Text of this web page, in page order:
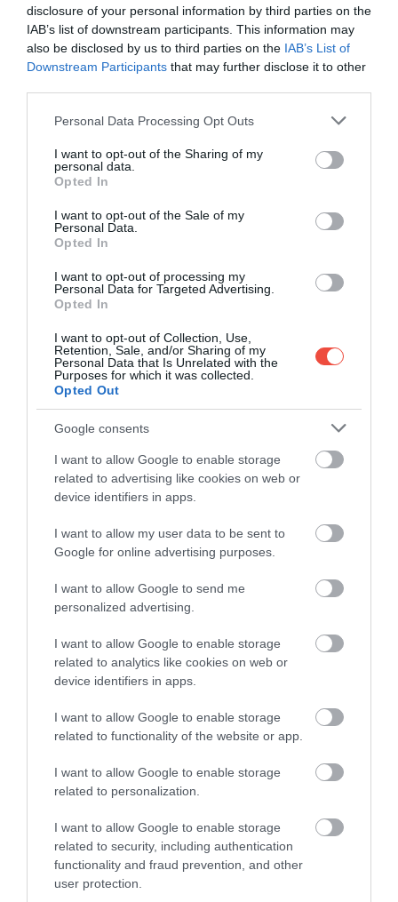
disclosure of your personal information by third parties on the
IAB’s list of downstream participants. This information may
also be disclosed by us to third parties on the IAB’s List of
Downstream Participants that may further disclose it to other
Please note that this website/app uses one or more Google
not limited to your visit or usage behaviour. You may click to
grant or deny consent to Google and its third-party tags to
use your data for below specified purposes in below Google
consent section.
Personal Data Processing Opt Outs
I want to opt-out of the Sharing of my
personal data.
Opted In
I want to opt-out of the Sale of my
Personal Data.
Opted In
I want to opt-out of processing my
Personal Data for Targeted Advertising.
Opted In
I want to opt-out of Collection, Use,
Retention, Sale, and/or Sharing of my
Personal Data that Is Unrelated with the
Purposes for which it was collected.
Opted Out
Google consents
I want to allow Google to enable storage
related to advertising like cookies on web or
device identifiers in apps.
I want to allow my user data to be sent to
Google for online advertising purposes.
I want to allow Google to send me
personalized advertising.
I want to allow Google to enable storage
related to analytics like cookies on web or
device identifiers in apps.
I want to allow Google to enable storage
related to functionality of the website or app.
I want to allow Google to enable storage
related to personalization.
I want to allow Google to enable storage
related to security, including authentication
functionality and fraud prevention, and other
user protection.
augusztusban is több tízezer forint alatti
repülőjegyet találni Budapestről. A legolcsóbb
dátumnak augusztus 27. számít, amikor már 5662
forintért is el lehet jutni a horvát városba. Az árak
alapján augusztus 12. és 22. között kevésbé kedvező
ez az útvonal, a hónap többi részében viszont a
Zadar a történelmi hangulat és a tengerparti
óvárosban római kori emlékek és középkori
templomok sorakoznak, a vízparton pedig a Tengeri
emlékezetessé a naplementét.
Ha mégis az autózást választanánk:
tengerpart 5 óra alatt? 6 nyaralóhely, ahová
GDAŃSK, LENGYELORSZÁG
Gdansk, Lengyelország Fotó:PHOTOCREO Michal Bednarek, Shutterstock
Ha a Földközi-tenger forró partjai helyett egy
északibb úti célban gondolkodunk, a Balti-tenger
mellett fekvő Gdańsk ideáliscoolcationcélpont
lehet. Augusztus utolsó hetében ráadásul több